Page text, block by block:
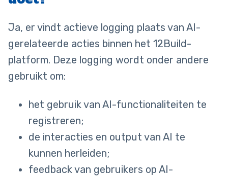
Ja, er vindt actieve logging plaats van AI-
gerelateerde acties binnen het 12Build-
platform. Deze logging wordt onder andere
gebruikt om:
het gebruik van AI-functionaliteiten te
registreren;
de interacties en output van AI te
kunnen herleiden;
feedback van gebruikers op AI-